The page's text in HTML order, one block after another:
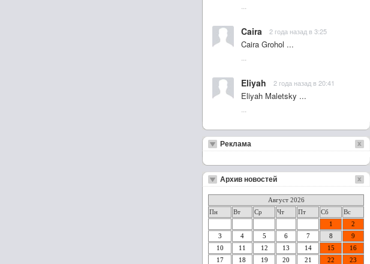
Caira 2 года назад в 3:25
Caira Grohol ...
Eliyah 2 года назад в 20:41
Eliyah Maletsky ...
Реклама
Архив новостей
Август 2026
Пн
Вт Ср Чт Пт Сб
Вс
1
2
3
4 5 6 7 8
9
10
11 12 13 14 15
16
17
18 19 20 21 22
23